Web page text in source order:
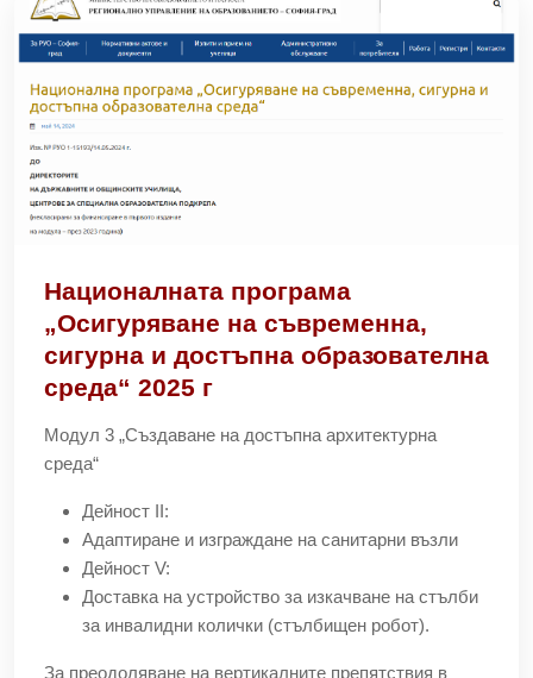
Националната програма
„Осигуряване на съвременна,
сигурна и достъпна образователна
среда“ 2025 г
Модул 3 „Създаване на достъпна архитектурна
среда“
Дейност II:
Адаптиране и изграждане на санитарни възли
Дейност V:
Доставка на устройство за изкачване на стълби
за инвалидни колички (стълбищен робот).
За преодоляване на вертикалните препятствия в